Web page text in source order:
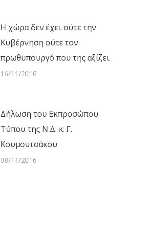
Η χώρα δεν έχει ούτε την
Κυβέρνηση ούτε τον
πρωθυπουργό που της αξίζει
16/11/2016
Δήλωση του Εκπροσώπου
Τύπου της Ν.Δ. κ. Γ.
Κουμουτσάκου
08/11/2016